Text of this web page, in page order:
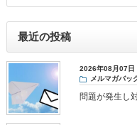
最近の投稿
2026年08月07日
メルマガバッ
問題が発生し